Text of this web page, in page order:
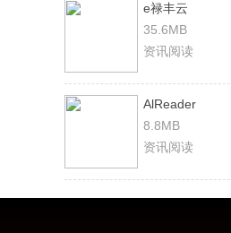
e禄丰云
35.6MB
资讯阅读
AlReader
8.8MB
资讯阅读